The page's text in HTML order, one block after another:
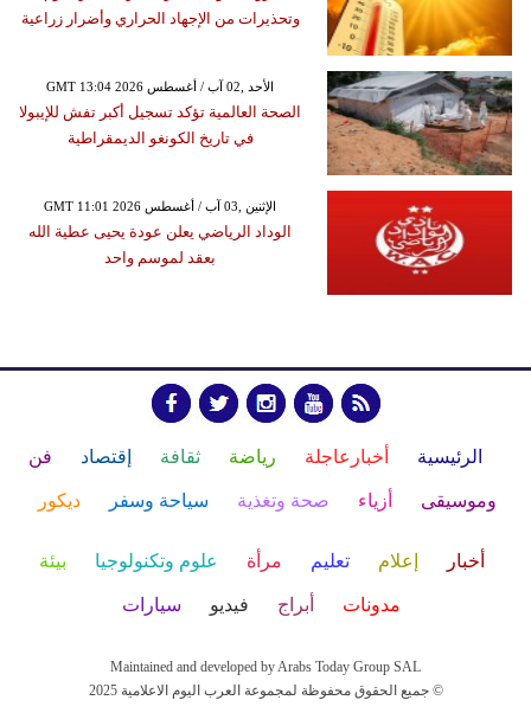
وتحذيرات من الإجهاد الحراري وأضرار زراعية
GMT 13:04 2026 الأحد ,02 آب / أغسطس
الصحة العالمية تؤكد تسجيل أكبر تفش للإيبولا
في تاريخ الكونغو الديمقراطية
GMT 11:01 2026 الإثنين ,03 آب / أغسطس
الوداد الرياضي يعلن عودة يحيى عطية الله
بعقد لموسم واحد
الرئيسية أخبارعاجلة رياضة ثقافة إقتصاد فن
وموسيقى أزياء صحة وتغذية سياحة وسفر ديكور
أخبار إعلام تعليم مرأة علوم وتكنولوجيا بيئة
مدونات أبراج فيديو سيارات
Maintained and developed by Arabs Today Group SAL
جميع الحقوق محفوظة لمجموعة العرب اليوم الاعلامية 2025 ©